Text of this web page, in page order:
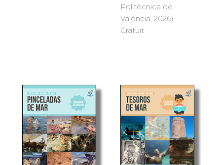
Politècnica de
València, 2026) ·
Gratuït